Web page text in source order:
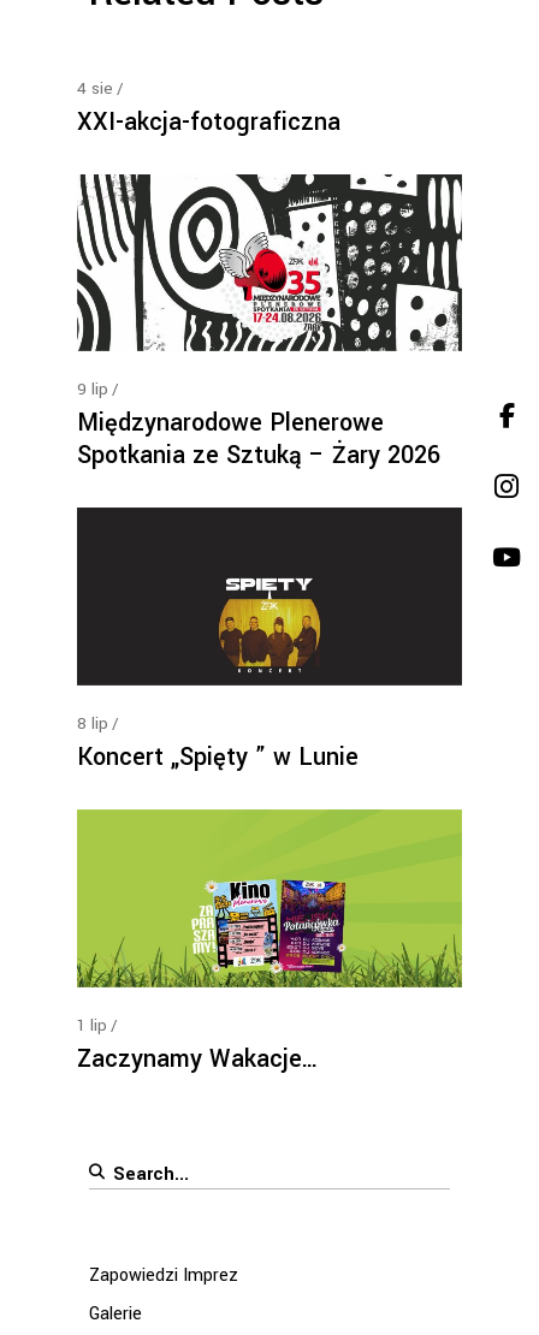
4 sie
XXI-akcja-fotograficzna
9 lip
Międzynarodowe Plenerowe
Spotkania ze Sztuką – Żary 2026
8 lip
Koncert „Spięty ” w Lunie
1 lip
Zaczynamy Wakacje…
Search
Zapowiedzi Imprez
Galerie